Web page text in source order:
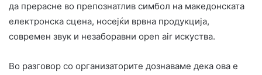
да прерасне во препознатлив симбол на македонската
електронска сцена, носејќи врвна продукција,
современ звук и незаборавни open air искуства.
Во разговор со организаторите дознаваме дека ова е